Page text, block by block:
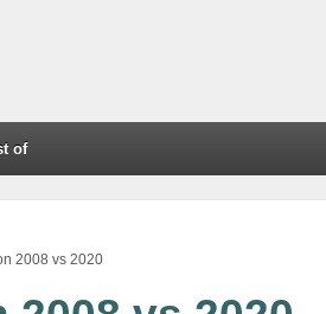
of
2008 vs 2020